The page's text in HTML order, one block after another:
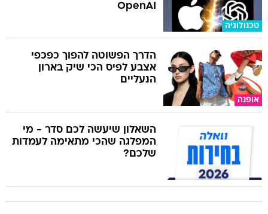
טכנולוגיה
OpenAI
אופנה
הדרך הפשוטה להפוך כפכפי
אצבע לפיס הכי שיק בארון
הנעליים
השאלון שיעשה לכם סדר - מי
המפלגה שהכי מתאימה לעמדות
שלכם?